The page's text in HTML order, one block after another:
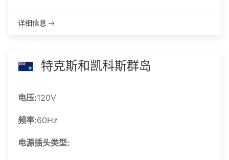
详细信息
特克斯和凯科斯群岛
电压:120V
频率:60Hz
电源插头类型: